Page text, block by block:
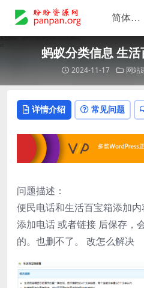
蚂蚁分类信息 生
2024-11-17 网站
详情介绍 常见问题
问题描述：
便民电话和生活百宝箱添加
添加电话 或者链接 后保存，
的。也删不了。 改怎么解决